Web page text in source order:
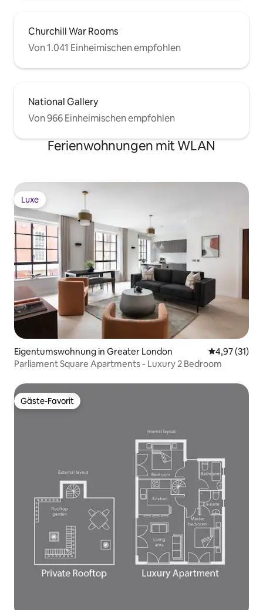
Churchill War Rooms
Von 1.041 Einheimischen empfohlen
National Gallery
Von 966 Einheimischen empfohlen
Ferienwohnungen mit WLAN
Luxe
Luxe
Eigentumswohnung in Greater London
4,97 (31)
Parliament Square Apartments - Luxury 2 Bedroom
Gäste-Favorit
Gäste-Favorit